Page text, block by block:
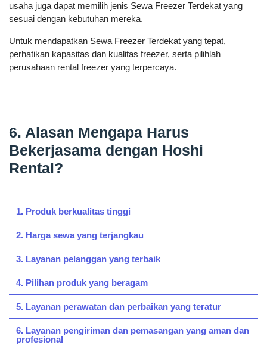
usaha juga dapat memilih jenis Sewa Freezer Terdekat yang
sesuai dengan kebutuhan mereka.
Untuk mendapatkan Sewa Freezer Terdekat yang tepat,
perhatikan kapasitas dan kualitas freezer, serta pilihlah
perusahaan rental freezer yang terpercaya.
6. Alasan Mengapa Harus
Bekerjasama dengan Hoshi
Rental?
1. Produk berkualitas tinggi
2. Harga sewa yang terjangkau
3. Layanan pelanggan yang terbaik
4. Pilihan produk yang beragam
5. Layanan perawatan dan perbaikan yang teratur
6. Layanan pengiriman dan pemasangan yang aman dan
profesional